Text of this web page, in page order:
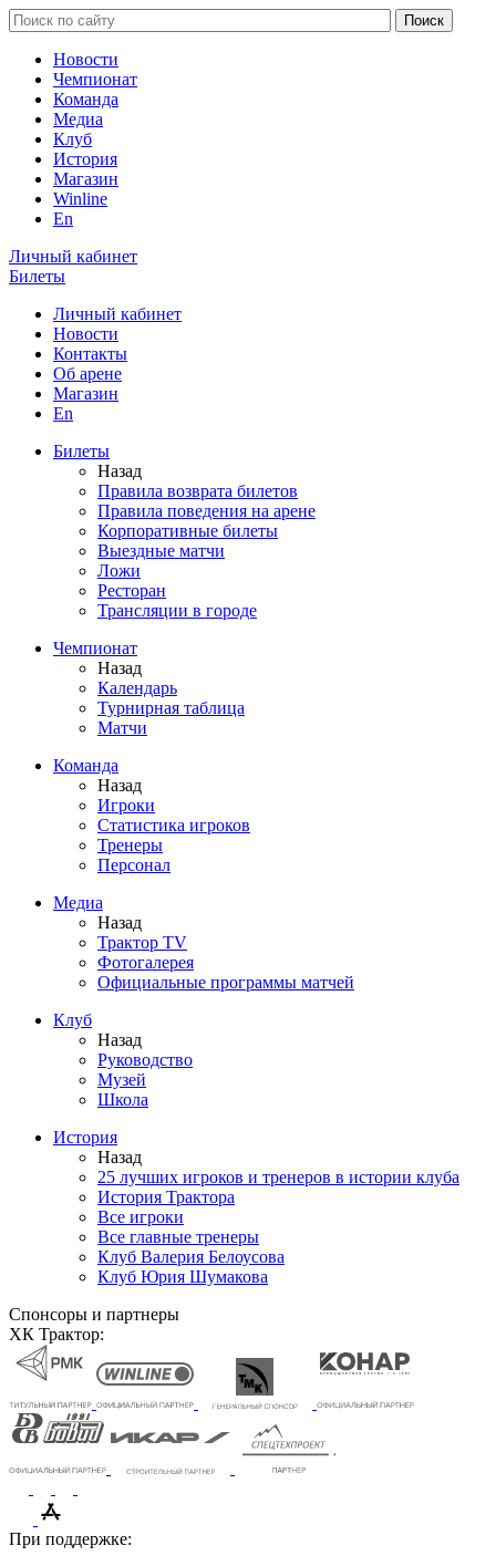
Новости
Чемпионат
Команда
Медиа
Клуб
История
Магазин
Winline
En
Личный кабинет
Билеты
Личный кабинет
Новости
Контакты
Об арене
Магазин
En
Билеты
Назад
Правила возврата билетов
Правила поведения на арене
Корпоративные билеты
Выездные матчи
Ложи
Ресторан
Трансляции в городе
Чемпионат
Назад
Календарь
Турнирная таблица
Матчи
Команда
Назад
Игроки
Статистика игроков
Тренеры
Персонал
Медиа
Назад
Трактор TV
Фотогалерея
Официальные программы матчей
Клуб
Назад
Руководство
Музей
Школа
История
Назад
25 лучших игроков и тренеров в истории клуба
История Трактора
Все игроки
Все главные тренеры
Клуб Валерия Белоусова
Клуб Юрия Шумакова
Спонсоры и партнеры
ХК Трактор:
При поддержке: